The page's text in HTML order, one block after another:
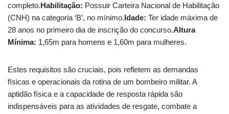
completo.Habilitação: Possuir Carteira Nacional de Habilitação
(CNH) na categoria ‘B’, no mínimo.Idade: Ter idade máxima de
28 anos no primeiro dia de inscrição do concurso.Altura
Mínima: 1,65m para homens e 1,60m para mulheres.
Estes requisitos são cruciais, pois refletem as demandas
físicas e operacionais da rotina de um bombeiro militar. A
aptidão física e a capacidade de resposta rápida são
indispensáveis para as atividades de resgate, combate a